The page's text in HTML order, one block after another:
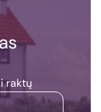
raktų